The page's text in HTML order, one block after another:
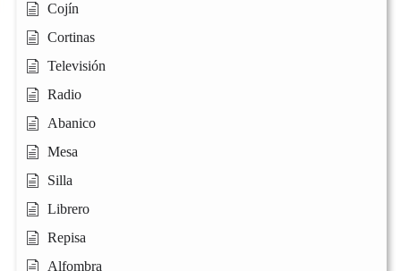
Cojín
Cortinas
Televisión
Radio
Abanico
Mesa
Silla
Librero
Repisa
Alfombra